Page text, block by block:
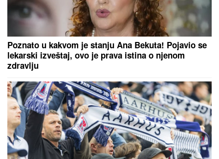
Poznato u kakvom je stanju Ana Bekuta! Pojavio se
lekarski izveštaj, ovo je prava istina o njenom
zdravlju